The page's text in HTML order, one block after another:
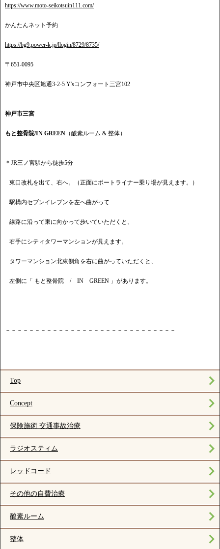
https://www.moto-seikotsuin111.com/
かんたんネット予約
https://bg9.power-k.jp/llogin/8729/8735/
〒651-0095
神戸市中央区旭通3-2-5 Y'sコンフォート三宮102
神戸市三宮
もと整骨院/IN GREEN （酸素ルーム & 整体）
＊JR三ノ宮駅から徒歩5分
東口改札を出て、右へ。（正面にポートライナー乗り場が見えます。）
駅構内セブンイレブンを左へ曲がって
線路に沿って東に向かって歩いていただくと、
右手にシティタワーマンションが見えます。
タワーマンション北東側角を右に曲がっていただくと、
左側に「 もと整骨院 / IN GREEN 」があります。
－－－－－－－－－－－－－－－－－－－－－－－－－－－－－
Top
Concept
保険施術 交通事故治療
ラジオスティム
レッドコード
その他の自費治療
酸素ルーム
整体